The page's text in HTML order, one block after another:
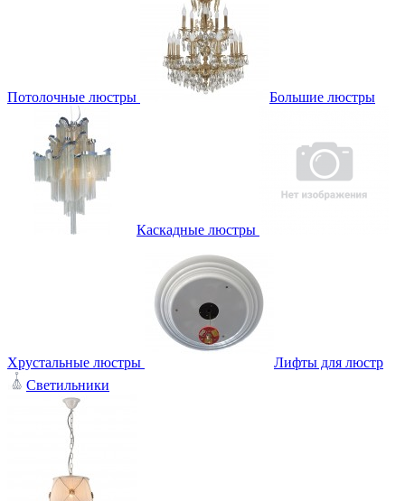
Потолочные люстры Большие люстры
Каскадные люстры
Хрустальные люстры
Лифты для люстр
Светильники